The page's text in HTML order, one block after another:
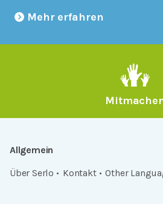
Mehr erfahren
Allgemein
Über Serlo
Kontakt Other